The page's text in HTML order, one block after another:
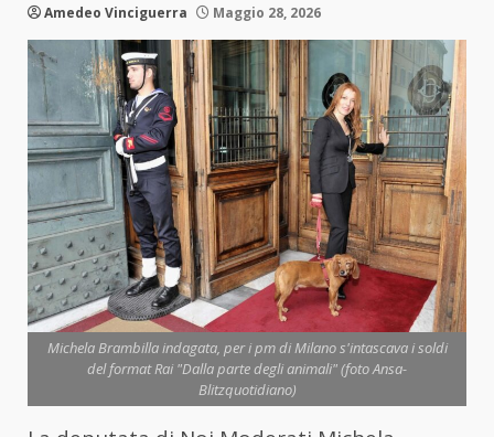
Amedeo Vinciguerra Maggio 28, 2026
Michela Brambilla indagata, per i pm di Milano s'intascava i soldi
del format Rai "Dalla parte degli animali" (foto Ansa-
Blitzquotidiano)